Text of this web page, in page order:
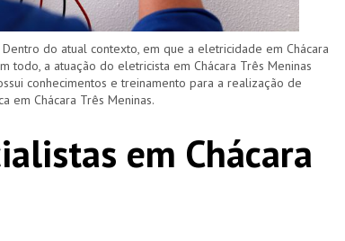
do atual contexto, em que a eletricidade em Chácara
todo, a atuação do eletricista em Chácara Três Meninas
conhecimentos e treinamento para a realização de
em Chácara Três Meninas.
em Chácara